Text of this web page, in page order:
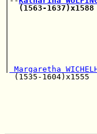
(1563-1637)x1588
|
|
|
Margaretha
(1535-